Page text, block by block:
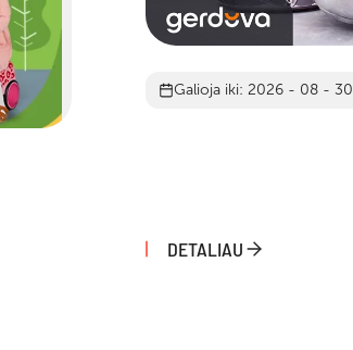
Galioja iki: 2026 - 08 - 30
DETALIAU